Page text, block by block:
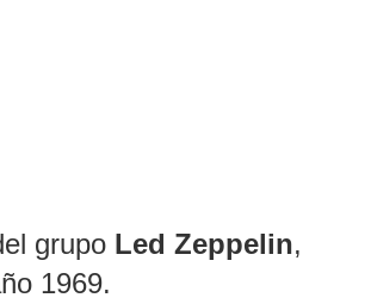
grupo Led Zeppelin,
1969.